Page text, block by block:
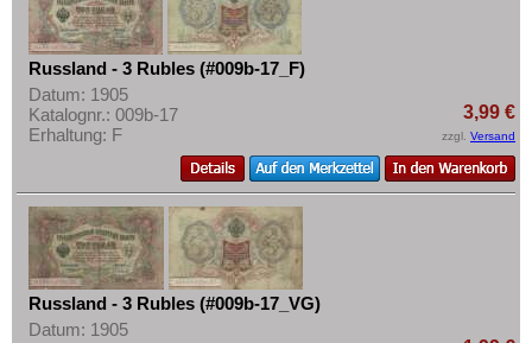
Russland - 3 Rubles (#009b-17_F)
Datum: 1905
Katalognr.: 009b-17
Erhaltung: F
3,99 €
zzgl. Versand
Russland - 3 Rubles (#009b-17_VG)
Datum: 1905